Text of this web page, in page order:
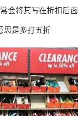
将其写在折扣后面
是多打五折